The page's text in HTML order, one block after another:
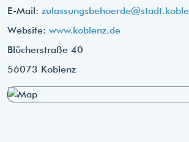
E-Mail:
Website: www.koblenz.de
Blücherstraße 40
56073 Koblenz